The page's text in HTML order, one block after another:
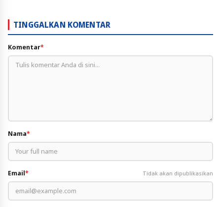
TINGGALKAN KOMENTAR
Komentar*
Nama*
Email* Tidak akan dipublikasikan